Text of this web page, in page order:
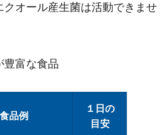
クオール産生菌は活動できませ
豊富な食品
食品例
１日の
目安